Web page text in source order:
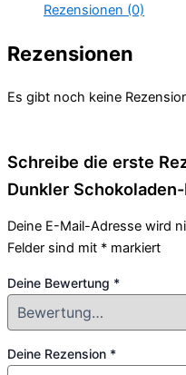
Rezensionen (0)
Rezensionen
Es gibt noch keine
Schreibe die erste
Dunkler
Deine E-Mail-Adresse wird
Felder sind mit * markiert
Deine Bewertung *
Deine Rezension *